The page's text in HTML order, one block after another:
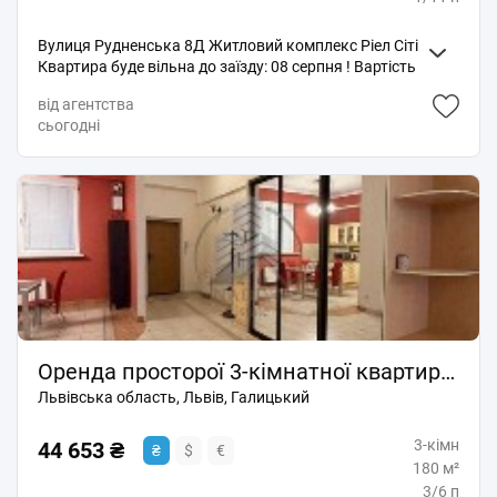
Вулиця Рудненська 8Д Житловий комплекс Ріел Сіті
Квартира буде вільна до заїзду: 08 серпня ! Вартість
15.000 грн Квартира захищена від блекауту! Має
резервне живлення + вода Укриття 10 метрів від
від агентства
сьогодні
Оренда просторої 3-кімнатної квартири у центрі Львова, вул. Валова
Львівська область, Львів, Галицький
44 653 ₴ ₴ $ €
3-кімн
180 м²
3/6 п